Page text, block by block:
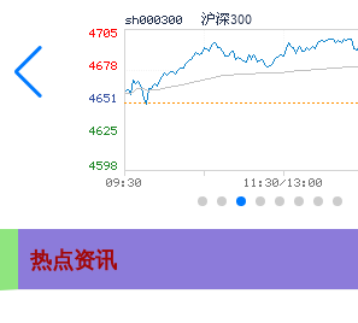
热点资讯